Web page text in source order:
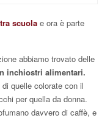
scuola e ora è parte
abbiamo trovato delle
inchiostri alimentari.
quelle colorate con il
per quella da donna.
davvero di caffè, e